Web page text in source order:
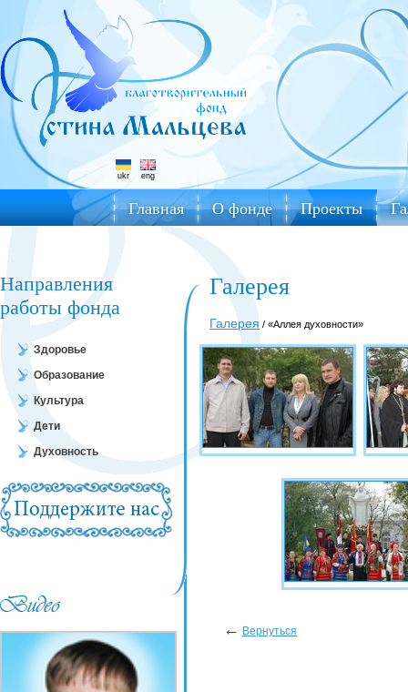
ukr eng
Главная О фонде Проекты
Направления
работы фонда
Здоровье
Образование
Культура
Дети
Духовность
Галерея
Галерея / «Аллея духовности»
← Вернуться